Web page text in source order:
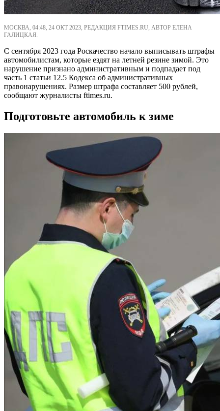
МОСКВА, 04:48, 24 ОКТ 2023, РЕДАКЦИЯ FTIMES.RU, АВТОР ЕЛЕНА
ГАЛИЦКАЯ.
С сентября 2023 года Роскачество начало выписывать штрафы
автомобилистам, которые ездят на летней резине зимой. Это
нарушение признано административным и подпадает под
часть 1 статьи 12.5 Кодекса об административных
правонарушениях. Размер штрафа составляет 500 рублей,
сообщают журналисты ftimes.ru.
Подготовьте автомобиль к зиме